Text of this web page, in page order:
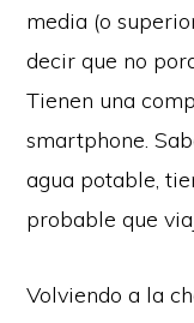
media (o
decir que no
Tienen una
smartphone.
agua potable,
probable que
Volviendo a la